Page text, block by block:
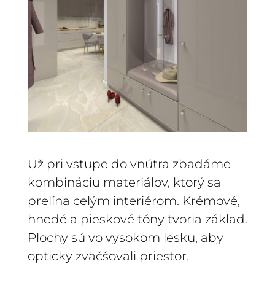
Už pri vstupe do vnútra zbadáme
kombináciu materiálov, ktorý sa
prelína celým interiérom. Krémové,
hnedé a pieskové tóny tvoria základ.
Plochy sú vo vysokom lesku, aby
opticky zväčšovali priestor.